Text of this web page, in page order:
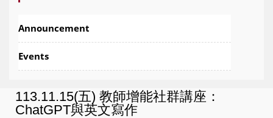
Announcement
Events
113.11.15(五) 教師增能社群講座：
ChatGPT與英文寫作